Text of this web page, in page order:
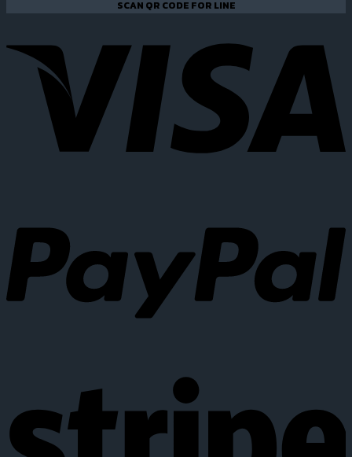
SCAN QR CODE FOR LINE